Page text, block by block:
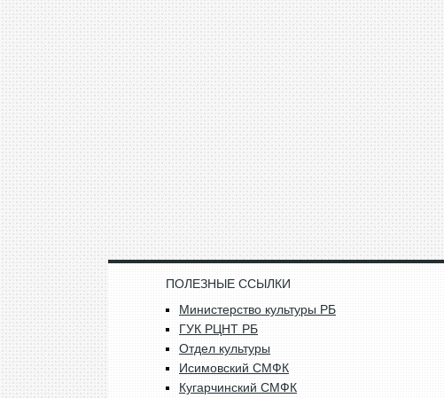
ПОЛЕЗНЫЕ ССЫЛКИ
Министерство культуры РБ
ГУК РЦНТ РБ
Отдел культуры
Исимовский СМФК
Кугарчинский СМФК